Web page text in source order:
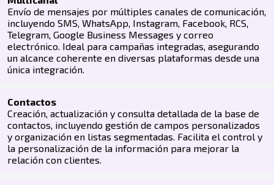
Envío de mensajes por múltiples canales de comunicación,
incluyendo SMS, WhatsApp, Instagram, Facebook, RCS,
Telegram, Google Business Messages y correo
electrónico. Ideal para campañas integradas, asegurando
un alcance coherente en diversas plataformas desde una
única integración.
Contactos
Creación, actualización y consulta detallada de la base de
contactos, incluyendo gestión de campos personalizados
y organización en listas segmentadas. Facilita el control y
la personalización de la información para mejorar la
relación con clientes.